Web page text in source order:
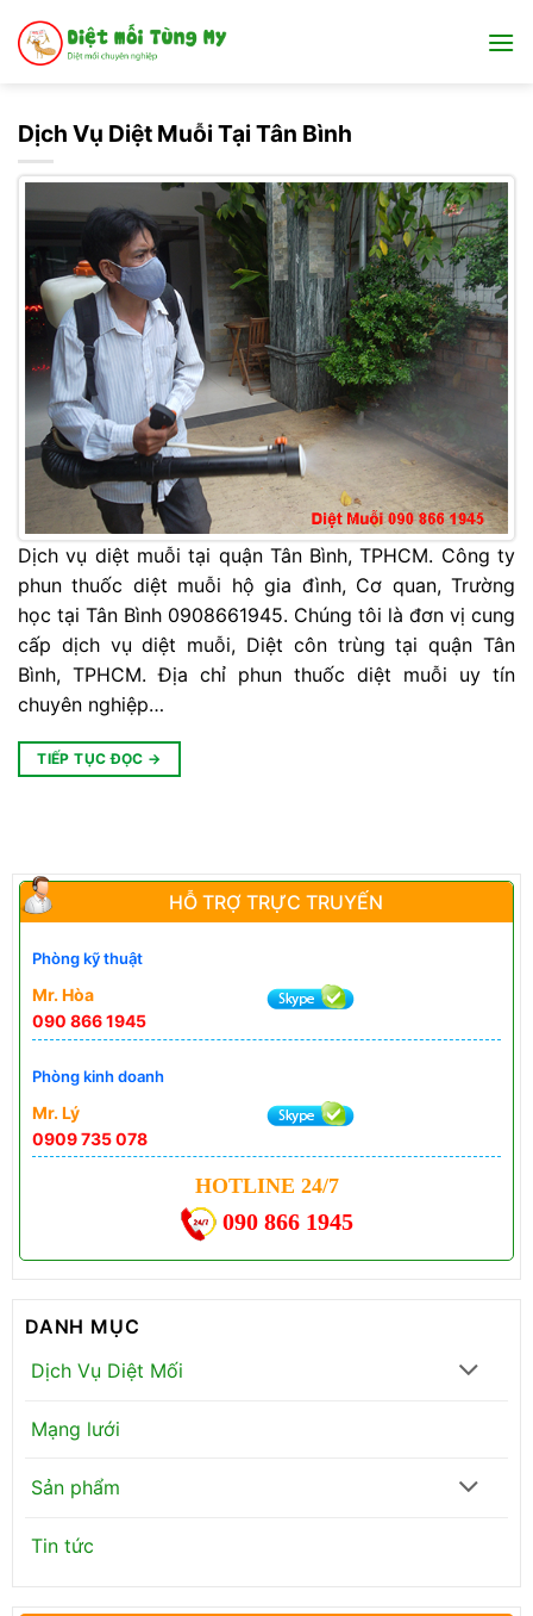
qua
HỖ TRỢ TRỰC TRUYẾN
Phòng kỹ thuật
Mr. Hòa
090 866 1945
Phòng kinh doanh
Mr. Lý
0909 735 078
HOTLINE 24/7
090 866 1945
DANH MỤC
Dịch Vụ Diệt Mối
Mạng lưới
Sản phẩm
Tin tức
Dịch Vụ Diệt Muỗi Tại Tân Bình
Dịch vụ diệt muỗi tại quận Tân Bình, TPHCM. Công ty
phun thuốc diệt muỗi hộ gia đình, Cơ quan, Trường
học tại Tân Bình 0908661945. Chúng tôi là đơn vị cung
cấp dịch vụ diệt muỗi, Diệt côn trùng tại quận Tân
Bình, TPHCM. Địa chỉ phun thuốc diệt muỗi uy tín
chuyên nghiệp…
TIẾP TỤC ĐỌC →